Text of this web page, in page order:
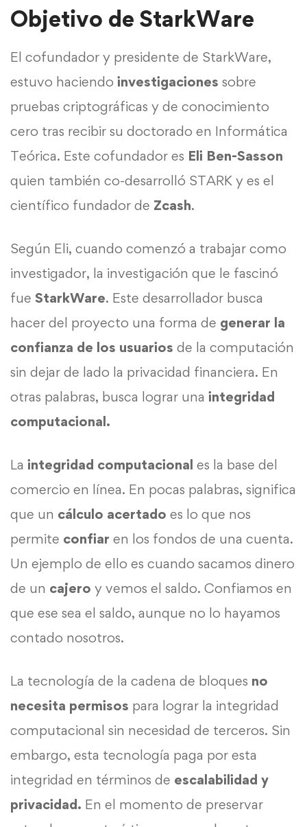
Objetivo de StarkWare
El cofundador y presidente de StarkWare,
estuvo haciendo investigaciones sobre
pruebas criptográficas y de conocimiento
cero tras recibir su doctorado en Informática
Teórica. Este cofundador es Eli Ben-Sasson
quien también co-desarrolló STARK y es el
científico fundador de Zcash.
Según Eli, cuando comenzó a trabajar como
investigador, la investigación que le fascinó
fue StarkWare. Este desarrollador busca
hacer del proyecto una forma de generar la
confianza de los usuarios de la computación
sin dejar de lado la privacidad financiera. En
otras palabras, busca lograr una integridad
computacional.
La integridad computacional es la base del
comercio en línea. En pocas palabras, significa
que un cálculo acertado es lo que nos
permite confiar en los fondos de una cuenta.
Un ejemplo de ello es cuando sacamos dinero
de un cajero y vemos el saldo. Confiamos en
que ese sea el saldo, aunque no lo hayamos
contado nosotros.
La tecnología de la cadena de bloques no
necesita permisos para lograr la integridad
computacional sin necesidad de terceros. Sin
embargo, esta tecnología paga por esta
integridad en términos de escalabilidad y
privacidad. En el momento de preservar